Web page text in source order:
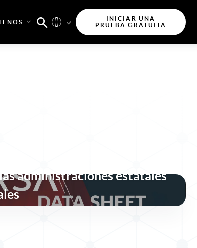
INICIAR UNA
PRUEBA GRATUITA
administraciones estatales